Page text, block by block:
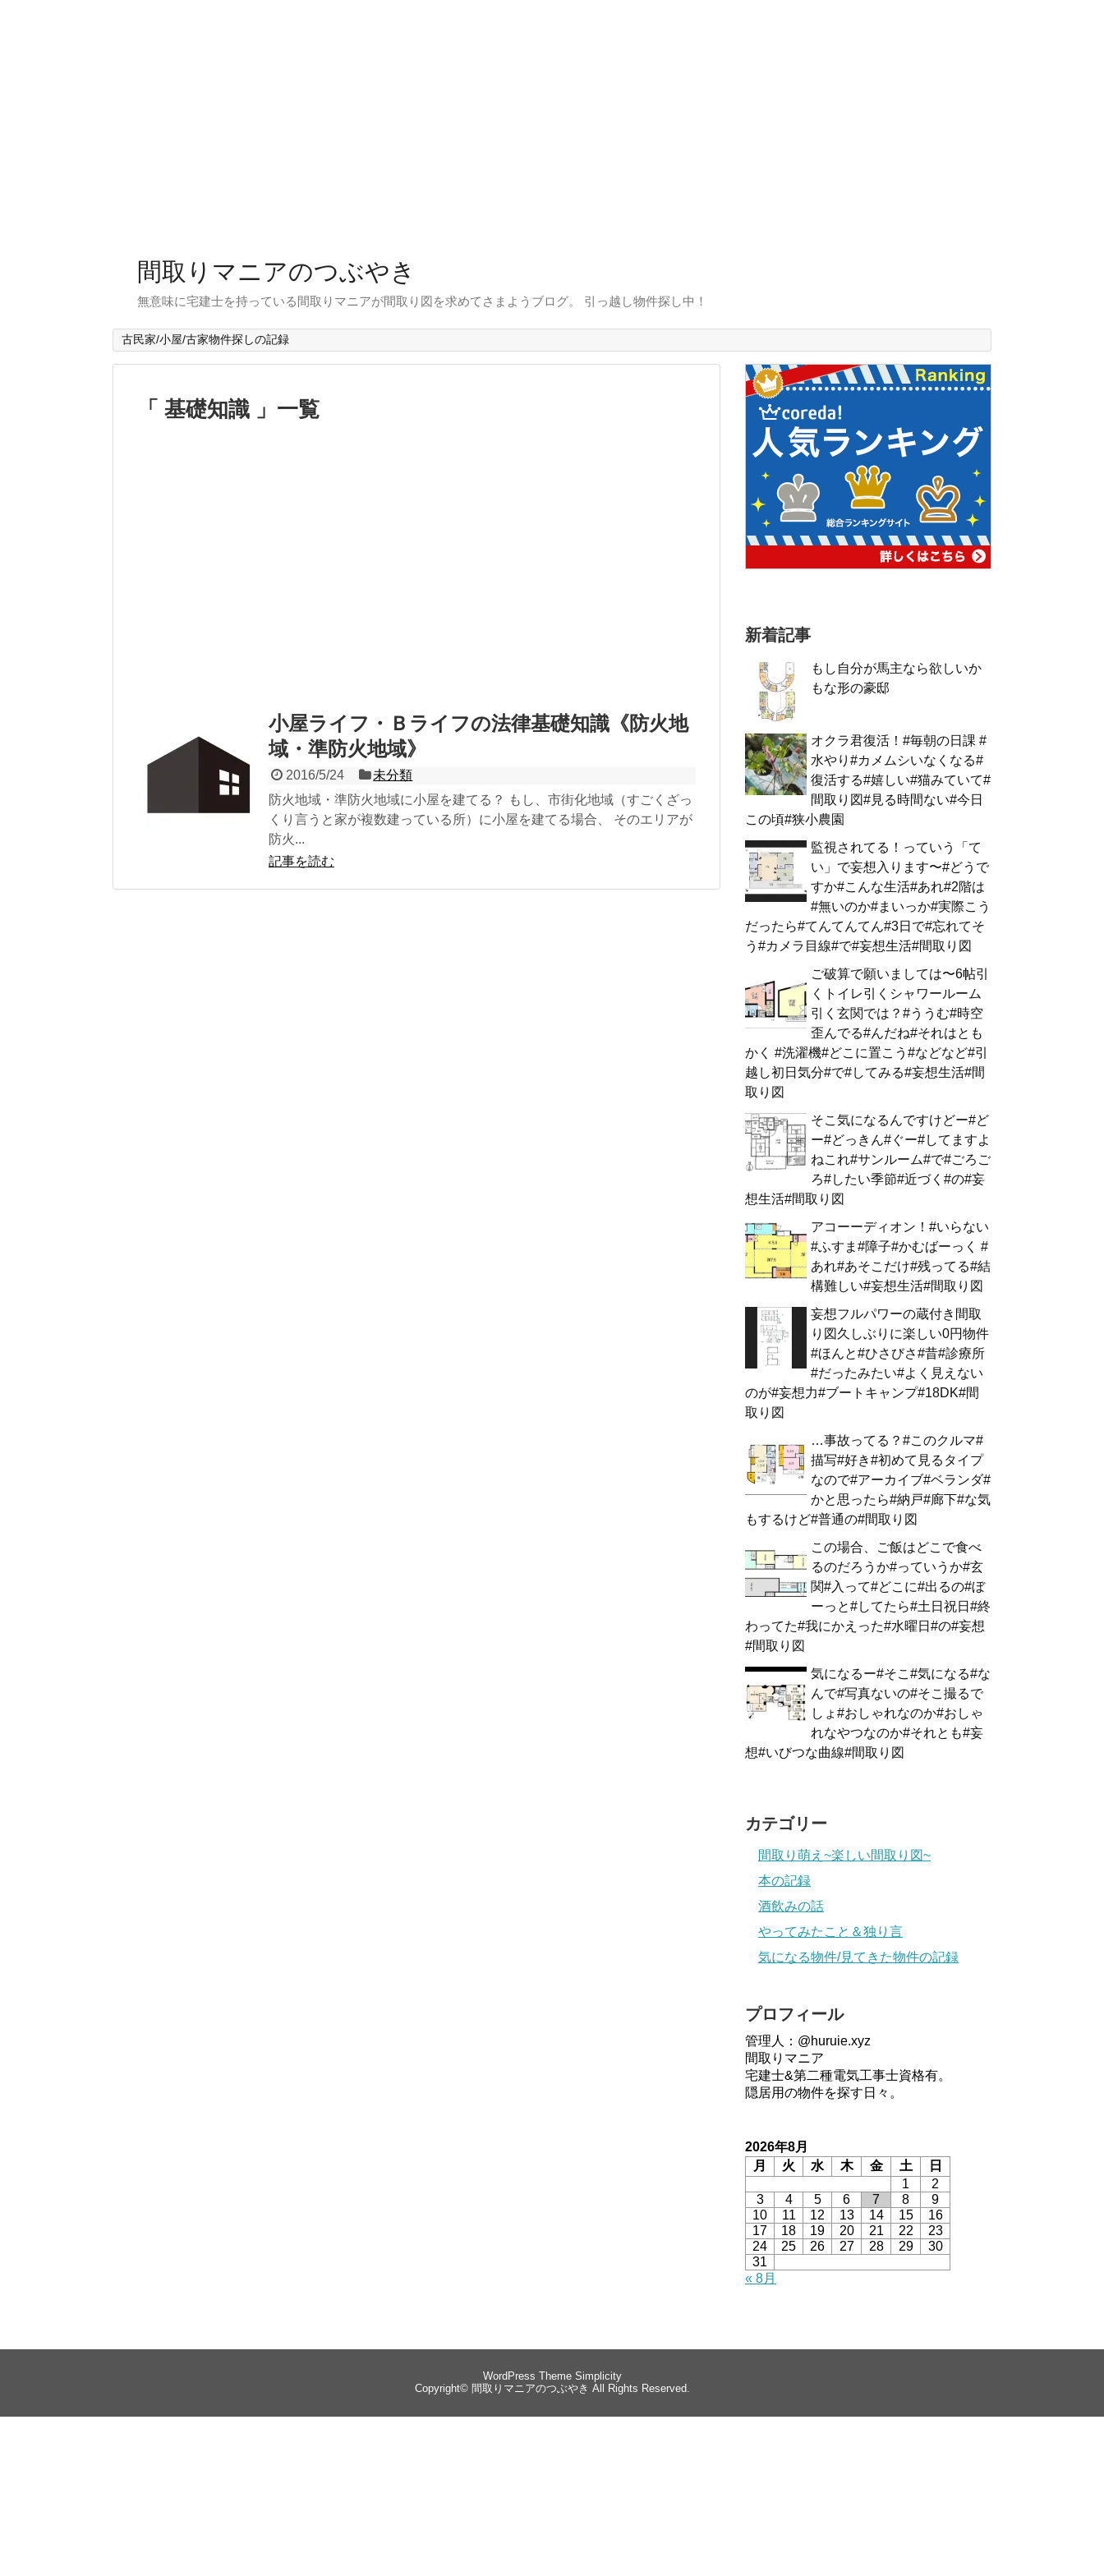
間取りマニアのつぶやき
無意味に宅建士を持っている間取りマニアが間取り図を求めてさまようブログ。 引っ越し物件探し中！
古民家/小屋/古家物件探しの記録
「 基礎知識 」一覧
小屋ライフ・Ｂライフの法律基礎知識《防火地
域・準防火地域》
2016/5/24
未分類
防火地域・準防火地域に小屋を建てる？ もし、市街化地域（すごくざっ
くり言うと家が複数建っている所）に小屋を建てる場合、 そのエリアが
防火...
記事を読む
新着記事
もし自分が馬主なら欲しいか
もな形の豪邸
オクラ君復活！#毎朝の日課 #
水やり#カメムシいなくなる#
復活する#嬉しい#猫みていて#
間取り図#見る時間ない#今日
この頃#狭小農園
監視されてる！っていう「て
い」で妄想入ります〜#どうで
すか#こんな生活#あれ#2階は
#無いのか#まいっか#実際こう
だったら#てんてんてん#3日で#忘れてそ
う#カメラ目線#で#妄想生活#間取り図
ご破算で願いましては〜6帖引
くトイレ引くシャワールーム
引く玄関では？#ううむ#時空
歪んでる#んだね#それはとも
かく #洗濯機#どこに置こう#などなど#引
越し初日気分#で#してみる#妄想生活#間
取り図
そこ気になるんですけどー#ど
ー#どっきん#ぐー#してますよ
ねこれ#サンルーム#で#ごろご
ろ#したい季節#近づく#の#妄
想生活#間取り図
アコーーディオン！#いらない
#ふすま#障子#かむばーっく #
あれ#あそこだけ#残ってる#結
構難しい#妄想生活#間取り図
妄想フルパワーの蔵付き間取
り図久しぶりに楽しい0円物件
#ほんと#ひさびさ#昔#診療所
#だったみたい#よく見えない
のが#妄想力#ブートキャンプ#18DK#間
取り図
…事故ってる？#このクルマ#
描写#好き#初めて見るタイプ
なので#アーカイブ#ベランダ#
かと思ったら#納戸#廊下#な気
もするけど#普通の#間取り図
この場合、ご飯はどこで食べ
るのだろうか#っていうか#玄
関#入って#どこに#出るの#ぼ
ーっと#してたら#土日祝日#終
わってた#我にかえった#水曜日#の#妄想
#間取り図
気になるー#そこ#気になる#な
んで#写真ないの#そこ撮るで
しょ#おしゃれなのか#おしゃ
れなやつなのか#それとも#妄
想#いびつな曲線#間取り図
カテゴリー
間取り萌え~楽しい間取り図~
本の記録
酒飲みの話
やってみたこと＆独り言
気になる物件/見てきた物件の記録
プロフィール
管理人：@huruie.xyz
間取りマニア
宅建士&第二種電気工事士資格有。
隠居用の物件を探す日々。
2026年8月
月
火 水 木 金 土
日
1
2
3
4 5 6 7 8
9
10
11 12 13 14 15
16
17
18 19 20 21 22
23
24
25 26 27 28 29
30
31
« 8月
WordPress Theme Simplicity
Copyright© 間取りマニアのつぶやき All Rights Reserved.